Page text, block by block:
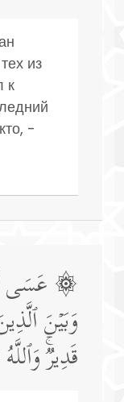
из
к
-
۞ عَسَى
وَبَیۡنَ
قَدِیرࣱۚ